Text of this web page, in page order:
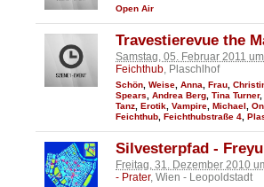
Open Air
Travestierevue the
Samstag, 05. Februar 2011
Feichthub, Plaschlhof
Schön Weise Anna Frau
Spears
Andrea Berg Tina Turner,
Tanz Erotik Vampire Michael
Feichthub Feichthubstraße 4
Silvesterpfad -
Freitag, 31. Dezember 2010
- Prater, Wien - Leopoldstadt